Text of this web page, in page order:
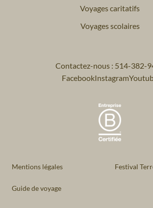
Voyages caritatifs
Voyages scolaires
Contactez-nous : 514-382-
FacebookInstagram
Mentions légales Festival
Guide de voyage